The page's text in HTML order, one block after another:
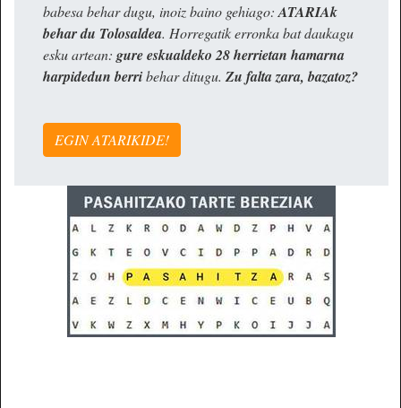
babesa behar dugu, inoiz baino gehiago: ATARIAk
behar du Tolosaldea. Horregatik erronka bat daukagu
esku artean: gure eskualdeko 28 herrietan hamarna
harpidedun berribehar ditugu. Zu falta zara, bazatoz?
EGIN ATARIKIDE!